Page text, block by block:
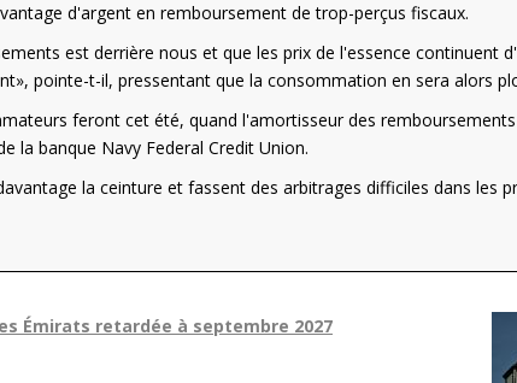
d'argent en remboursement de trop-perçus fiscaux.
est derrière nous et que les prix de l'essence continuent
pointe-t-il, pressentant que la consommation en sera alors
feront cet été, quand l'amortisseur des
la banque Navy Federal Credit Union.
la ceinture et fassent des arbitrages difficiles dans les
Émirats retardée à septembre 2027